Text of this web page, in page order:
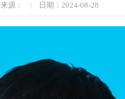
来源： | 日期：2024-08-28